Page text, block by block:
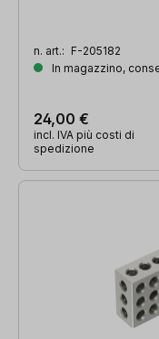
n. art.: F-205182
In magazzino,
24,00 €
incl. IVA più costi di
spedizione